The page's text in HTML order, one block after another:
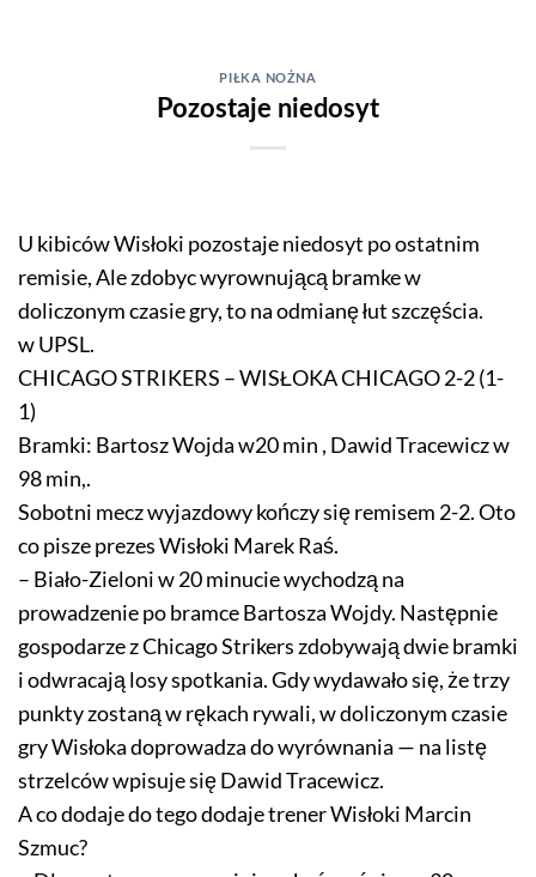
PIŁKA NOŻNA
Pozostaje niedosyt
U kibiców Wisłoki pozostaje niedosyt po ostatnim
remisie, Ale zdobyc wyrownującą bramke w
doliczonym czasie gry, to na odmianę łut szczęścia.
w UPSL.
CHICAGO STRIKERS – WISŁOKA CHICAGO 2-2 (1-
1)
Bramki: Bartosz Wojda w20 min , Dawid Tracewicz w
98 min,.
Sobotni mecz wyjazdowy kończy się remisem 2-2. Oto
co pisze prezes Wisłoki Marek Raś.
– Biało-Zieloni w 20 minucie wychodzą na
prowadzenie po bramce Bartosza Wojdy. Następnie
gospodarze z Chicago Strikers zdobywają dwie bramki
i odwracają losy spotkania. Gdy wydawało się, że trzy
punkty zostaną w rękach rywali, w doliczonym czasie
gry Wisłoka doprowadza do wyrównania — na listę
strzelców wpisuje się Dawid Tracewicz.
A co dodaje do tego dodaje trener Wisłoki Marcin
Szmuc?